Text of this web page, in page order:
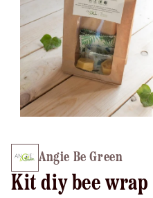
Angie Be Green
Kit diy bee